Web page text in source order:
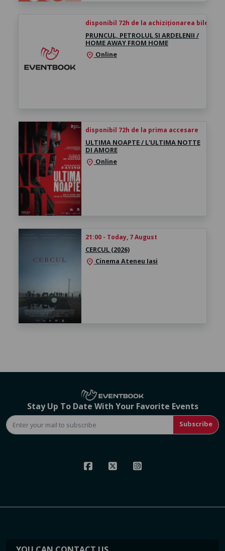
disponibil 72h de la achiziționarea biletului
PRUNCUL, PETROLUL ȘI ARDELENII /
HOME AWAY FROM HOME
location_on Online
disponibil 72h de la prima accesare
ULTIMA NOAPTE / L'ULTIMA NOTTE
DI AMORE
location_on Online
21:00 - Today, 7 August
CERCUL (2026)
location_on Cinema Ateneu Iași
Stay Up To Date With Your Favorite Events
Subscribe